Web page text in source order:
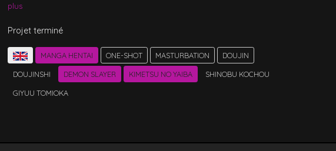
plus
Projet terminé
MANGA HENTAI ONE-SHOT MASTURBATION DOUJIN
DOUJINSHI DEMON SLAYER KIMETSU NO YAIBA
SHINOBU KOCHOU
GIYUU TOMIOKA